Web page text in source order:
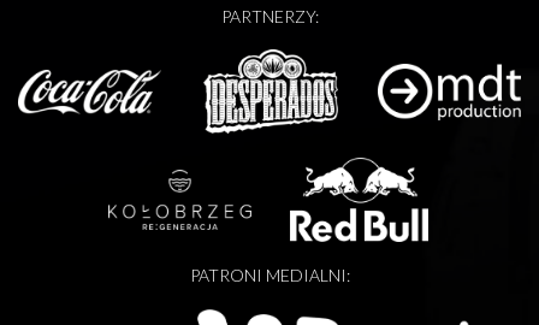
PARTNERZY:
PATRONI MEDIALNI: